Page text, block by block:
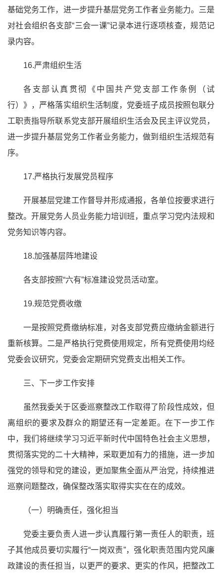
基础党务工作，进一步提升基层党务工作者业务能力。三是
对社会组织各支部“三会一课”记录本进行逐项核查，规范记
录内容。
16.严肃组织生活
各支部认真贯彻《中国共产党支部工作条例（试
行）》，严格落实组织生活制度，党委班子成员按照包联分
工职责指导所联系党支部开展组织生活会及民主评议党员，
进一步提升基层党务工作者业务能力，做到组织生活规范有
序。
17.严格执行发展党员程序
开展基层党建工作督导并形成通报，各单位按要求进行
整改。开展党务人员业务能力培训班，重点学习党内法规和
党务知识等内容。
18.加强基层阵地建设
各支部按照“六有”标准建设党员活动室。
19.规范党费收缴
一是按照党费缴纳标准，对各支部党费应缴纳金额进行
重新核算。二是严格执行党费使用规定，所有党费使用均经
党委会议研究，党委会定期研究党费支出相关工作。
三、下一步工作安排
虽然我委关于区委巡察整改工作取得了阶段性成效，但
离组织的要求及群众的期望还有一定差距。在下一步工作
中，我们将继续学习习近平新时代中国特色社会主义思想，
贯彻落实党的二十大精神，采取更加有力的措施，进一步加
强党的领导和党的建设，更加聚焦全面从严治党，持续推进
巡察问题整改，确保整改落实取得实实在在的成效。
（一）明确责任，强化担当
党委主要负责人进一步认真履行第一责任人的职责，班
子其他成员要切实履行“一岗双责”，强化职责范围内党风廉
政建设的责任担当，以更严的要求、更实的作风，把整改工